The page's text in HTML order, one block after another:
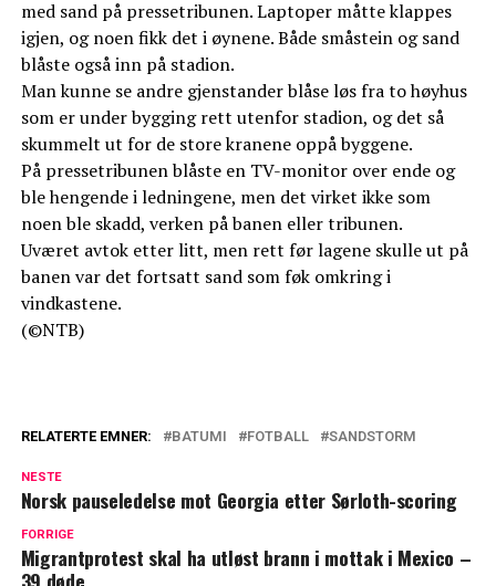
med sand på pressetribunen. Laptoper måtte klappes
igjen, og noen fikk det i øynene. Både småstein og sand
blåste også inn på stadion.
Man kunne se andre gjenstander blåse løs fra to høyhus
som er under bygging rett utenfor stadion, og det så
skummelt ut for de store kranene oppå byggene.
På pressetribunen blåste en TV-monitor over ende og
ble hengende i ledningene, men det virket ikke som
noen ble skadd, verken på banen eller tribunen.
Uværet avtok etter litt, men rett før lagene skulle ut på
banen var det fortsatt sand som føk omkring i
vindkastene.
(©NTB)
RELATERTE EMNER: BATUMI FOTBALL SANDSTORM
NESTE
Norsk pauseledelse mot Georgia etter Sørloth-scoring
FORRIGE
Migrantprotest skal ha utløst brann i mottak i Mexico –